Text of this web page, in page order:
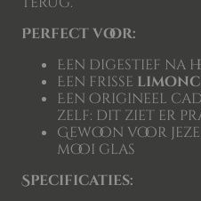
Perfect voor:
Een digestief na
Een frisse
Een origineel
zelf: dit ziet er
Gewoon voor
mooi glas
Specificaties: